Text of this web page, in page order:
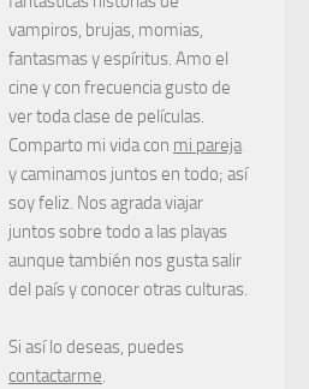
vampiros, brujas, momias,
fantasmas y espíritus. Amo el
cine y con frecuencia gusto de
ver toda clase de películas.
Comparto mi vida con mi pareja
y caminamos juntos en todo; así
soy feliz. Nos agrada viajar
juntos sobre todo a las playas
aunque también nos gusta salir
del país y conocer otras culturas.
Si así lo deseas, puedes
contactarme.